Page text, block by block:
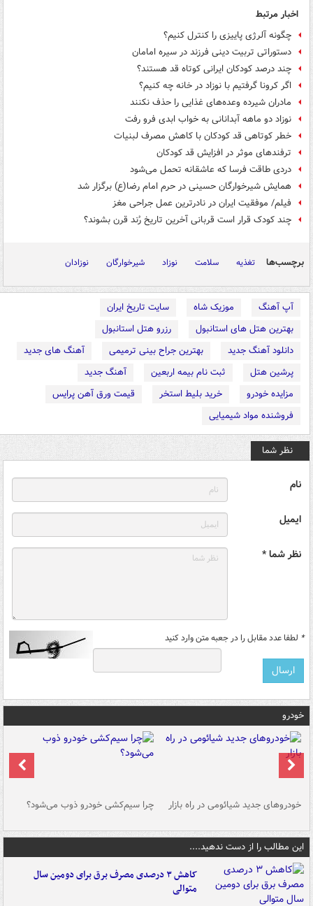
اخبار مرتبط
چگونه آلرژی پاییزی را کنترل کنیم؟
دستوراتی تربیت دینی فرزند در سیره امامان
چند درصد کودکان ایرانی کوتاه قد هستند؟
اگر کرونا گرفتیم با نوزاد در خانه چه کنیم؟
مادران شیرده وعده‌های غذایی را حذف نکنند
نوزاد دو ماهه آبدانانی به خواب ابدی فرو رفت
خطر کوتاهی قد کودکان با کاهش مصرف لبنیات
ترفندهای موثر در افزایش قد کودکان
دردی طاقت فرسا که عاشقانه تحمل می‌شود
همایش شیرخوارگان حسینی در حرم امام رضا(ع) برگزار شد
فیلم/ موفقیت ایران در نادرترین عمل جراحی مغز
چند کودک قرار است قربانی آخرین تاریخ رُند قرن بشوند؟
برچسب‌ها تغذیه سلامت نوزاد شیرخوارگان نوزادان
آپ آهنگ موزیک شاه
سایت تاریخ ایران
بهترین هتل های استانبول
رزرو هتل استانبول
دانلود آهنگ جدید
بهترین جراح بینی ترمیمی
آهنگ های جدید
پرشین هتل
ثبت نام بیمه اربعین
آهنگ جدید
مزایده خودرو
خرید بلیط استخر
قیمت ورق آهن پرایس
فروشنده مواد شیمیایی
نظر شما
نام
ایمیل
نظر شما *
* لطفا عدد مقابل را در جعبه متن وارد کنید
خودرو
خودروهای جدید شیائومی در راه بازار چرا سیم‌کشی خودرو ذوب می‌شود؟
این مطالب را از دست ندهید....
کاهش ۳ درصدی مصرف برق برای دومین سال
متوالی